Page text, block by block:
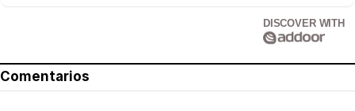
DISCOVER WITH
Comentarios